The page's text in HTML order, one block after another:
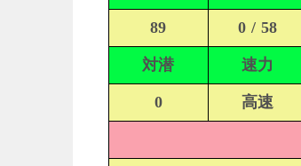
89 0 / 58
対潜 速力
0 高速